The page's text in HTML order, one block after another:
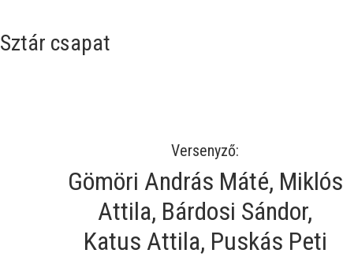
Sztár csapat
Versenyző:
Gömöri András Máté, Miklós
Attila, Bárdosi Sándor,
Katus Attila, Puskás Peti